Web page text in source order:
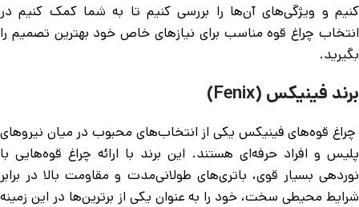
کنیم و ویژگی‌های آن‌ها را بررسی کنیم تا به شما کمک کنیم در
انتخاب چراغ قوه مناسب برای نیازهای خاص خود بهترین تصمیم را
بگیرید.
برند فینیکس (Fenix)
چراغ قوه‌های فینیکس یکی از انتخاب‌های محبوب در میان نیروهای
پلیس و افراد حرفه‌ای هستند. این برند با ارائه چراغ قوه‌هایی با
نوردهی بسیار قوی، باتری‌های طولانی‌مدت و مقاومت بالا در برابر
شرایط محیطی سخت، خود را به عنوان یکی از برترین‌ها در این زمینه